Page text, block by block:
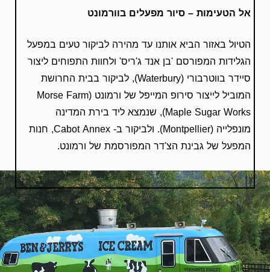
אל הטעימות – סיור מפעלים בוורמונט
הטיול באזור הביא אותנו עד מהירה לביקור טעים במפעל
הגלידות המפורסם 'בן אנד ג'ריס' ולחוות התפוחים ליצור
סיידר בווטרבורי (Waterbury), לביקור בבית החרושת
המוביל לייצור סירופ המייפל של ורמונט (Morse Farm
Maple Sugar Works), שנמצא ליד בירת המדינה
מונפלייה (Montpellier). ולביקור ב- Cabot Annex, חנות
המפעל של גבינת הצ'דר המפורסמת של ורמונט.